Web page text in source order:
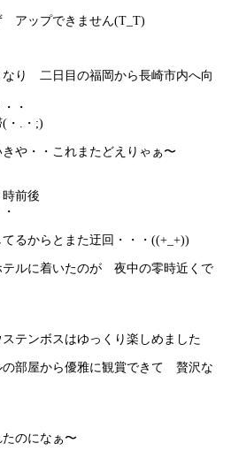
アップできません(T_T)
り 二日目の福岡から長崎市内へ向
・
・.・;)
や・・これまたどえりゃぁ〜
前後
からとまた迂回・・・((+_+))
ルに着いたのが 夜中の零時近くで
テンボスはゆっくり楽しめました
部屋から優雅に観賞できて 贅沢な
のになぁ〜